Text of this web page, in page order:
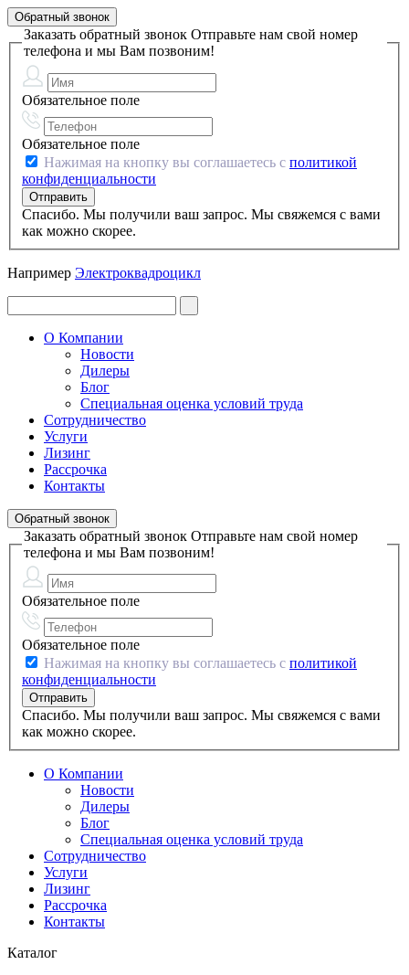
Обратный звонок
Заказать обратный звонок Отправьте нам свой номер
телефона и мы Вам позвоним!
Обязательное поле
Обязательное поле
Нажимая на кнопку вы соглашаетесь с политикой
конфиденциальности
Спасибо. Мы получили ваш запрос. Мы свяжемся с вами
как можно скорее.
Например Электроквадроцикл
О Компании
Новости
Дилеры
Блог
Специальная оценка условий труда
Сотрудничество
Услуги
Лизинг
Рассрочка
Контакты
Обратный звонок
Заказать обратный звонок Отправьте нам свой номер
телефона и мы Вам позвоним!
Обязательное поле
Обязательное поле
Нажимая на кнопку вы соглашаетесь с политикой
конфиденциальности
Спасибо. Мы получили ваш запрос. Мы свяжемся с вами
как можно скорее.
О Компании
Новости
Дилеры
Блог
Специальная оценка условий труда
Сотрудничество
Услуги
Лизинг
Рассрочка
Контакты
Каталог